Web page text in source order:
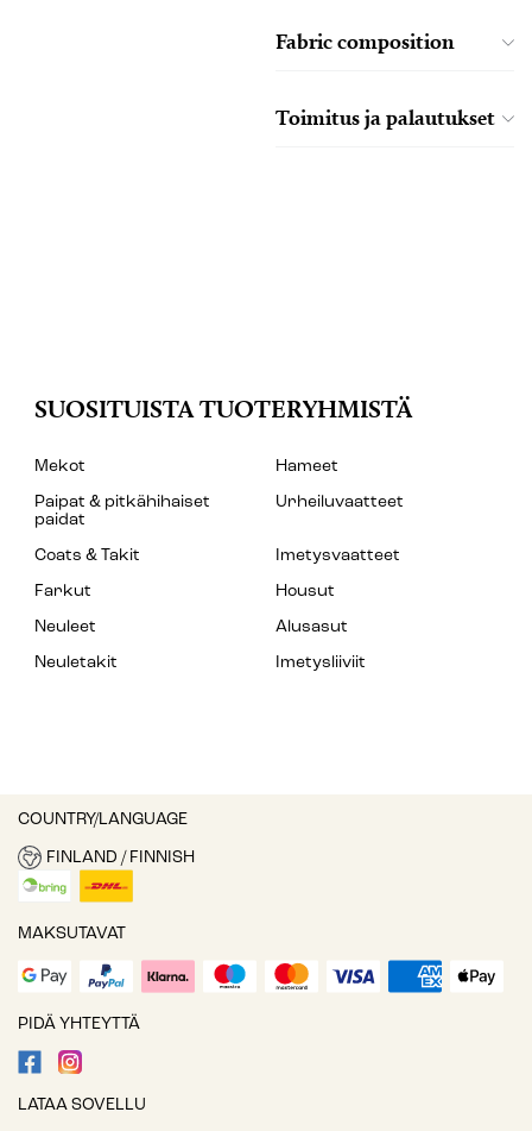
Fabric composition
Toimitus ja palautukset
SUOSITUISTA TUOTERYHMISTÄ
Mekot
Hameet
Paipat & pitkähihaiset
paidat
Urheiluvaatteet
Coats & Takit
Imetysvaatteet
Farkut
Housut
Neuleet
Alusasut
Neuletakit
Imetysliiviit
COUNTRY/LANGUAGE
FINLAND / FINNISH
MAKSUTAVAT
PIDÄ YHTEYTTÄ
LATAA SOVELLU